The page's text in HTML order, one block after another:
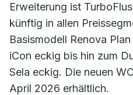
Erweiterung ist
künftig in allen
Basismodell Renova
iCon eckig bis hin zum
Sela eckig. Die neuen
April 2026 erhältlich.